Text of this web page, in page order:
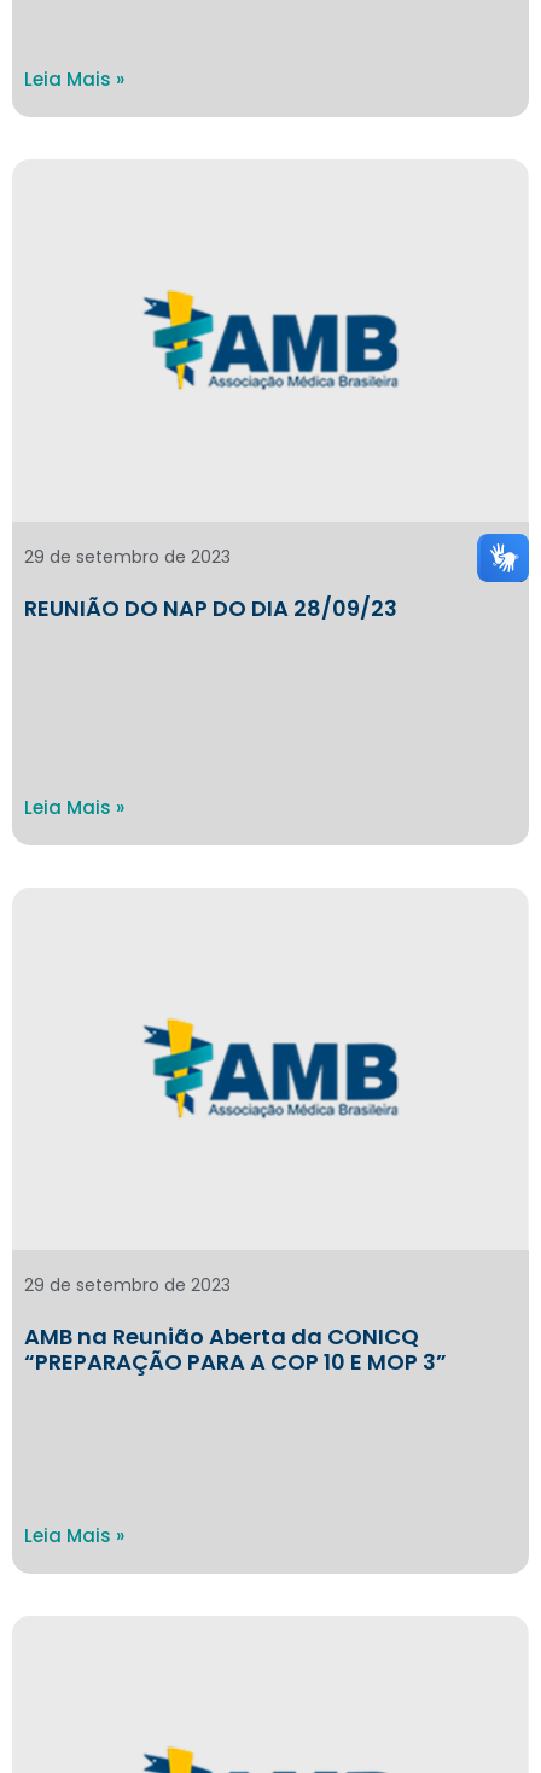
Leia Mais »
REUNIÃO DO NAP DO DIA 28/09/23
29 de setembro de 2023
Leia Mais »
AMB na Reunião Aberta da CONICQ
“PREPARAÇÃO PARA A COP 10 E MOP 3”
29 de setembro de 2023
Leia Mais »